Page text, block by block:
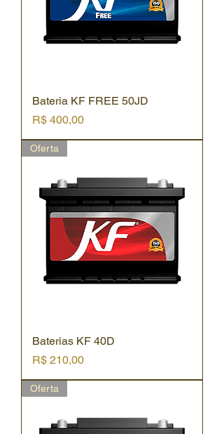
Bateria KF FREE 50JD
Preço
R$ 400,00
Oferta
Baterias KF 40D
Preço
R$ 210,00
Oferta